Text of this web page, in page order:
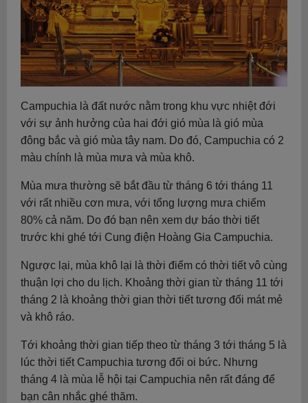
Campuchia là đất nước nằm trong khu vực nhiệt đới
với sự ảnh hưởng của hai đới gió mùa là gió mùa
đông bắc và gió mùa tây nam. Do đó, Campuchia có 2
màu chính là mùa mưa và mùa khô.
Mùa mưa thường sẽ bắt đầu từ tháng 6 tới tháng 11
với rất nhiều cơn mưa, với tổng lượng mưa chiếm
80% cả năm. Do đó bạn nên xem dự báo thời tiết
trước khi ghé tới Cung điện Hoàng Gia Campuchia.
Ngược lại, mùa khô lại là thời điểm có thời tiết vô cùng
thuận lợi cho du lịch. Khoảng thời gian từ tháng 11 tới
tháng 2 là khoảng thời gian thời tiết tương đối mát mẻ
và khô ráo.
Tới khoảng thời gian tiếp theo từ tháng 3 tới tháng 5 là
lúc thời tiết Campuchia tương đối oi bức. Nhưng
tháng 4 là mùa lễ hội tại Campuchia nên rất đáng để
bạn cân nhắc ghé thăm.